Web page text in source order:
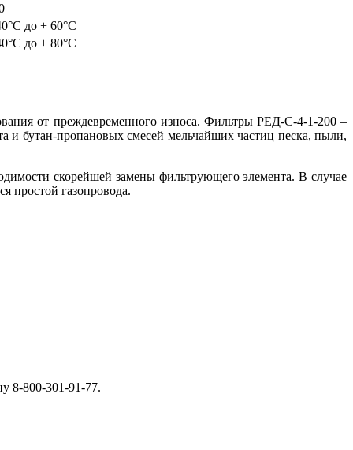
до + 60°С
до + 80°С
от преждевременного износа. Фильтры РЕД-С-4-1-200 –
и бутан-пропановых смесей мельчайших частиц песка, пыли,
скорейшей замены фильтрующего элемента. В случае
простой газопровода.
8-800-301-91-77.